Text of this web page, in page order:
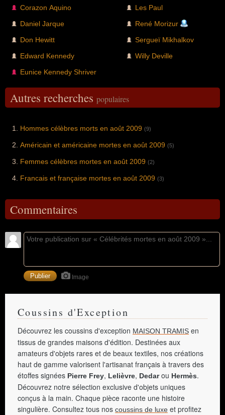
Corazon Aquino
Daniel Jarque
Don Hewitt
Edward Kennedy
Eunice Kennedy Shriver
Les Paul
René Morizur
Sergueï Mikhalkov
Willy Deville
Autres recherches populaires
Hommes célèbres morts en août 2009 (9)
Américain et américaine mortes en août 2009 (5)
Femmes célèbres mortes en août 2009 (2)
Francais et française mortes en août 2009 (3)
Commentaires
Image
Coussins d'Exception
Découvrez les coussins d'exception MAISON TRAMIS en
tissus de grandes maisons d'édition. Destinées aux
amateurs d'objets rares et de beaux textiles, nos créations
haut de gamme valorisent l'artisanat français à travers des
étoffes signées Pierre Frey, Lelièvre, Dedarou Hermès.
Découvrez notre sélection exclusive d'objets uniques
conçus à la main. Chaque pièce raconte une histoire
singulière. Consultez tous nos coussins de luxe et profitez